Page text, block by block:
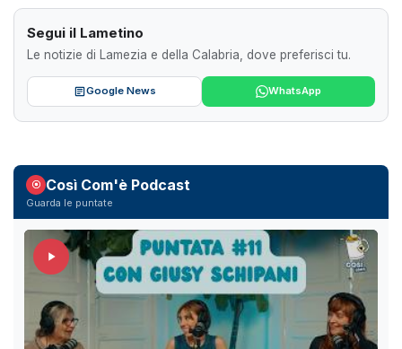
Segui il Lametino
Le notizie di Lamezia e della Calabria, dove preferisci tu.
Google News WhatsApp
Così Com'è Podcast
Guarda le puntate